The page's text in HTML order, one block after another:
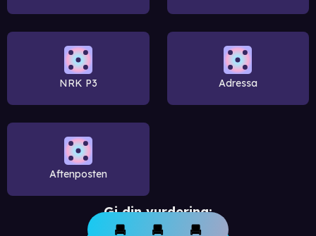
NRK P3 Adressa
Aftenposten
Gi din vurdering: